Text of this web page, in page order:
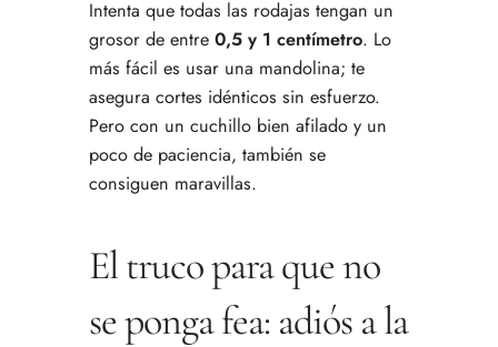
Intenta que todas las rodajas tengan un
grosor de entre 0,5 y 1 centímetro. Lo
más fácil es usar una mandolina; te
asegura cortes idénticos sin esfuerzo.
Pero con un cuchillo bien afilado y un
poco de paciencia, también se
consiguen maravillas.
El truco para que no
se ponga fea: adiós a la